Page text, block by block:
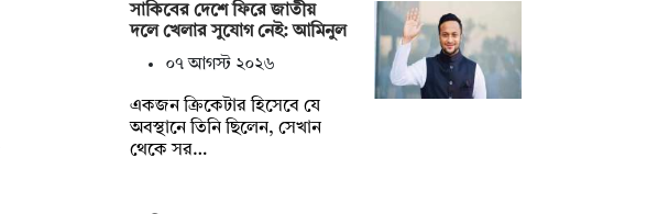
সাকিবের দেশে ফিরে জাতীয়
দলে খেলার সুযোগ নেই: আমিনুল
০৭ আগস্ট ২০২৬
একজন ক্রিকেটার হিসেবে যে
অবস্থানে তিনি ছিলেন, সেখান
থেকে সর…